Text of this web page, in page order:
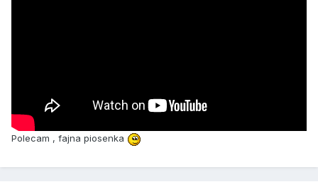
Polecam , fajna piosenka